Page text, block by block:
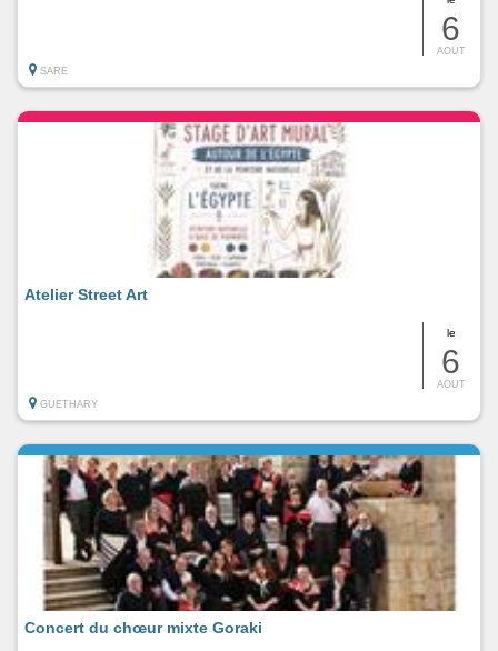
6
AOUT
SARE
le
6
AOUT
Atelier Street Art
GUETHARY
Concert du chœur mixte Goraki